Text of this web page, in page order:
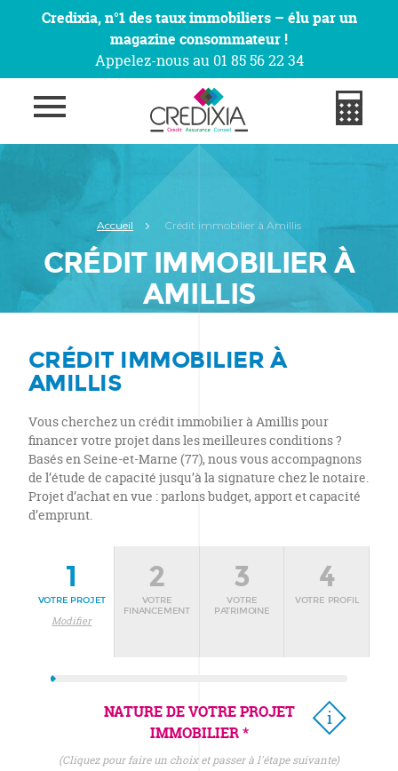
Credixia, n°1 des taux immobiliers – élu par un
magazine consommateur !
Appelez-nous au 01 85 56 22 34
Accueil Crédit immobilier à Amillis
CRÉDIT IMMOBILIER À
AMILLIS
CRÉDIT IMMOBILIER À
AMILLIS
Vous cherchez un crédit immobilier à Amillis pour
financer votre projet dans les meilleures conditions ?
Basés en Seine-et-Marne (77), nous vous accompagnons
de l’étude de capacité jusqu’à la signature chez le notaire.
Projet d’achat en vue : parlons budget, apport et capacité
d’emprunt.
1
VOTRE PROJET
Modifier
2
VOTRE
FINANCEMENT
3
VOTRE
PATRIMOINE
4
VOTRE PROFIL
NATURE DE VOTRE PROJET
IMMOBILIER *
(cliquez pour faire un choix et passer à l'étape suivante)